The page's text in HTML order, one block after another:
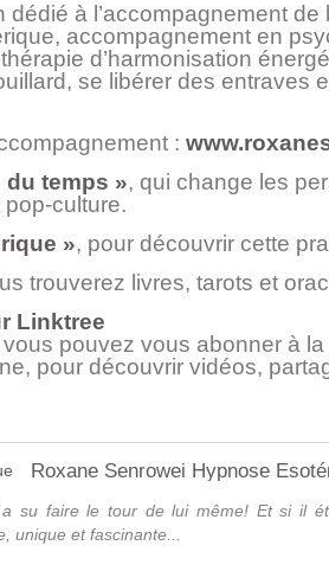
à l’accompagnement
accompagnement en
d’harmonisation
se libérer des entraves
:
du temps », qui change les
culture.
», pour découvrir cette
trouverez livres, tarots et
Linktree
pouvez vous abonner à
pour découvrir vidéos,
Roxane Senrowei Hypnose
su faire le tour de lui même! Et si il
unique et fascinante...